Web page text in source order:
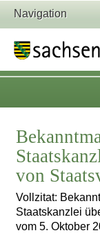
Navigation
von
Vollzitat:
Staatskanzlei
vom 5. Oktober